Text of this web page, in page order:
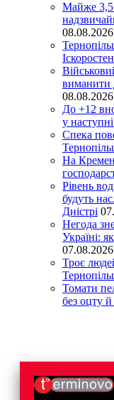
Майже 3,5
08.08.2026
виманити
08.08.2026
До +12
у
Спека
На
Рівень
будуть
Дністрі
Негода
Україні:
07.08.2026
Троє
Томати
без оцту